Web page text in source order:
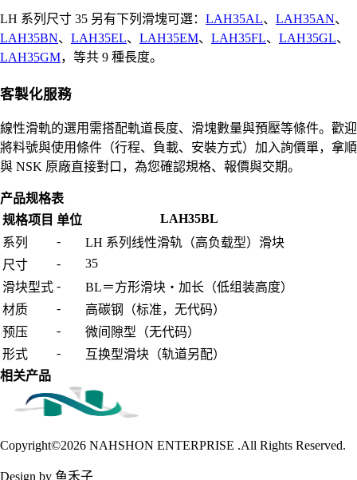
LH 系列尺寸 35 另有下列滑塊可選： LAH35AL、 LAH35AN、
LAH35BN、 LAH35EL、 LAH35EM、 LAH35FL、 LAH35GL、
LAH35GM，等共 9 種長度。
客製化服務
線性滑軌的選用需搭配軌道長度、滑塊數量與預壓等條件。歡迎
將料號與使用條件（行程、負載、安裝方式）加入詢價單，拿順
與 NSK 原廠直接對口，為您確認規格、報價與交期。
产品规格表
规格项目 单位
LAH35BL
系列
-
LH 系列线性滑轨（高负载型）滑块
尺寸
-
35
滑块型式 -
BL＝方形滑块・加长（低组装高度）
材质
-
高碳钢（标准，无代码）
预压
-
微间隙型（无代码）
形式
-
互换型滑块（轨道另配）
相关产品
Copyright©2026 NAHSHON ENTERPRISE .All Rights Reserved.
Design by 鱼禾子